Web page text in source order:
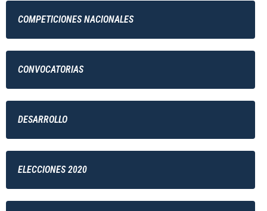
COMPETICIONES NACIONALES
CONVOCATORIAS
DESARROLLO
ELECCIONES 2020